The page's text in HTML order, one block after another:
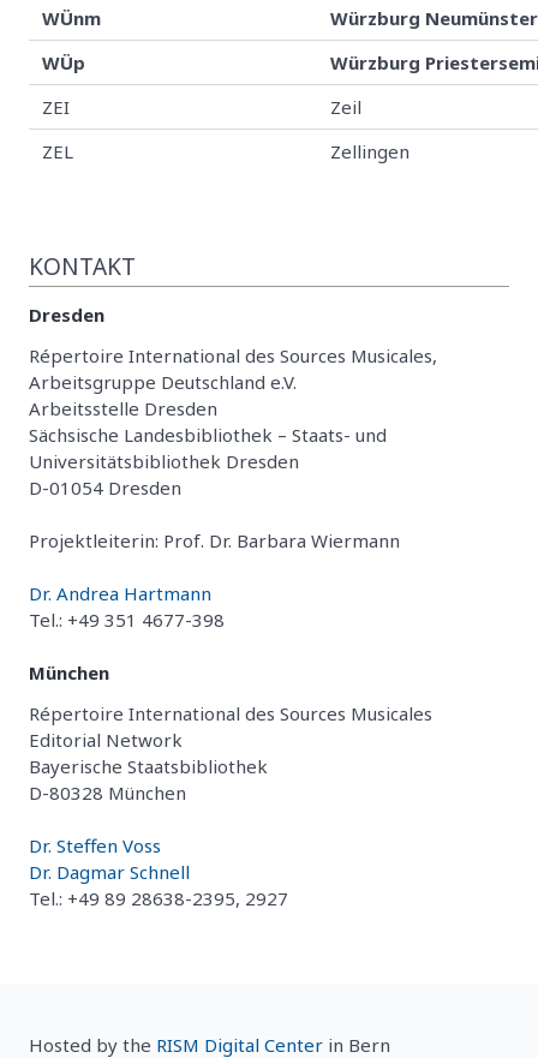
WÜnm
Würzburg Neumünster
WÜp
Würzburg
ZEI
Zeil
ZEL
Zellingen
KONTAKT
Dresden
Répertoire International des Sources Musicales,
Arbeitsgruppe Deutschland e.V.
Arbeitsstelle Dresden
Sächsische Landesbibliothek – Staats- und
Universitätsbibliothek Dresden
D-01054 Dresden
Projektleiterin: Prof. Dr. Barbara Wiermann
Dr. Andrea Hartmann
Tel.: +49 351 4677-398
München
Répertoire International des Sources Musicales
Editorial Network
Bayerische Staatsbibliothek
D-80328 München
Dr. Steffen Voss
Dr. Dagmar Schnell
Tel.: +49 89 28638-2395, 2927
Hosted by the RISM Digital Center in Bern